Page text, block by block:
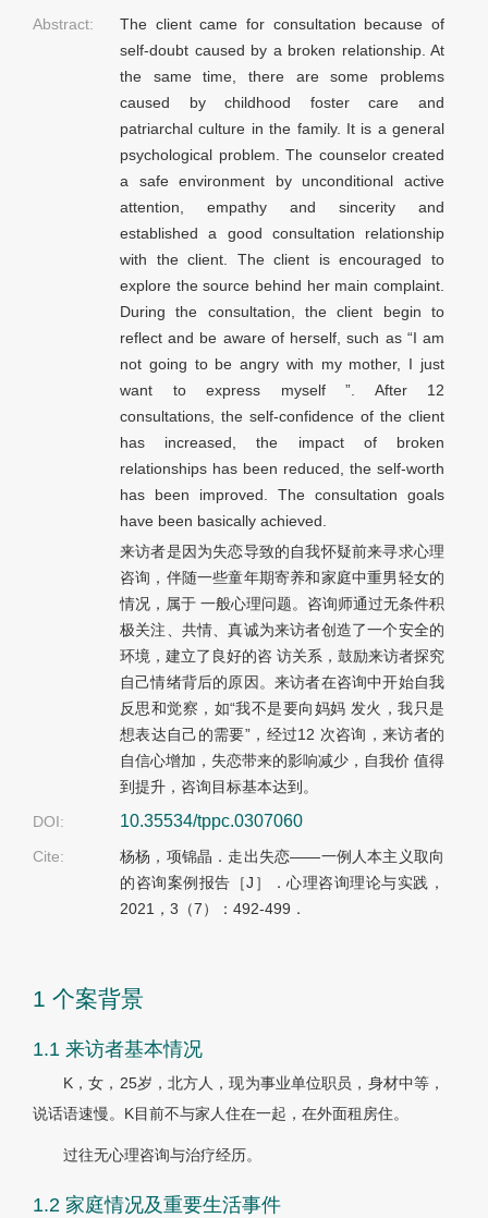
Abstract:
The client came for consultation because of
self-doubt caused by a broken relationship. At
the same time, there are some problems
caused by childhood foster care and
patriarchal culture in the family. It is a general
psychological problem. The counselor created
a safe environment by unconditional active
attention, empathy and sincerity and
established a good consultation relationship
with the client. The client is encouraged to
explore the source behind her main complaint.
During the consultation, the client begin to
reflect and be aware of herself, such as “I am
not going to be angry with my mother, I just
want to express myself ”. After 12
consultations, the self-confidence of the client
has increased, the impact of broken
relationships has been reduced, the self-worth
has been improved. The consultation goals
have been basically achieved.
来访者是因为失恋导致的自我怀疑前来寻求心理
咨询，伴随一些童年期寄养和家庭中重男轻女的
情况，属于 一般心理问题。咨询师通过无条件积
极关注、共情、真诚为来访者创造了一个安全的
环境，建立了良好的咨 访关系，鼓励来访者探究
自己情绪背后的原因。来访者在咨询中开始自我
反思和觉察，如“我不是要向妈妈 发火，我只是
想表达自己的需要”，经过12 次咨询，来访者的
自信心增加，失恋带来的影响减少，自我价 值得
到提升，咨询目标基本达到。
DOI:
10.35534/tppc.0307060
Cite:
杨杨，项锦晶．走出失恋——一例人本主义取向
的咨询案例报告［J］．心理咨询理论与实践，
2021，3（7）：492-499．
1 个案背景
1.1 来访者基本情况
K，女，25岁，北方人，现为事业单位职员，身材中等，
说话语速慢。K目前不与家人住在一起，在外面租房住。
过往无心理咨询与治疗经历。
1.2 家庭情况及重要生活事件